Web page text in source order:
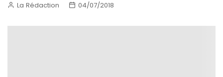
La Rédaction 04/07/2018